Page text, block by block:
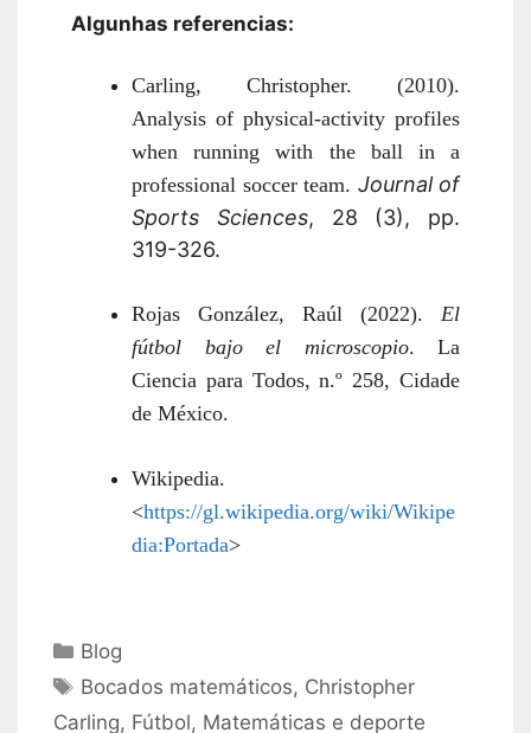
Algunhas referencias:
Carling, Christopher. (2010).
Analysis of physical-activity profiles
when running with the ball in a
professional soccer team. Journal of
Sports Sciences, 28 (3), pp.
319-326.
Rojas González, Raúl (2022). El
fútbol bajo el microscopio. La
Ciencia para Todos, n.º 258, Cidade
de México.
Wikipedia.
<https://gl.wikipedia.org/wiki/Wikipe
dia:Portada>
Categorías
Blog
Etiquetas
Bocados matemáticos, Christopher
Carling, Fútbol, Matemáticas e deporte